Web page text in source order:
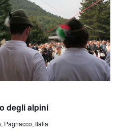
degli alpini
Pagnacco, Italia